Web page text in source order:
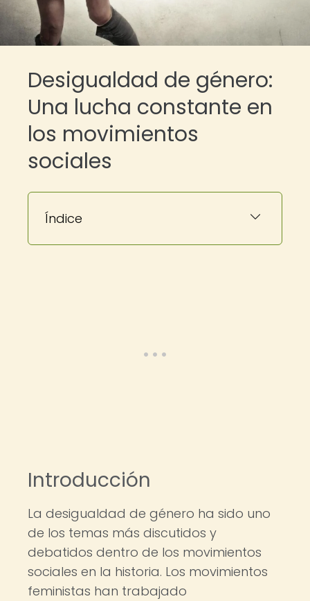
Desigualdad de género:
Una lucha constante en
los movimientos
sociales
Índice
Introducción
La desigualdad de género ha sido uno
de los temas más discutidos y
debatidos dentro de los movimientos
sociales en la historia. Los movimientos
feministas han trabajado